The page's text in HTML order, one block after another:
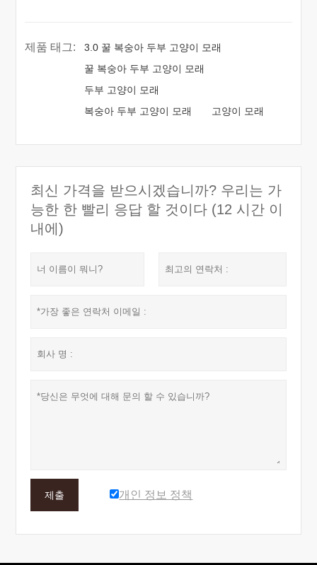
제품 태그:
3.0 꿀 복숭아 두부 고양이 모래
꿀 복숭아 두부 고양이 모래
두부 고양이 모래
복숭아 두부 고양이 모래
고양이 모래
최신 가격을 받으시겠습니까? 우리는 가
능한 한 빨리 응답 할 것이다 (12 시간 이
내에)
제출 개인 정보 정책